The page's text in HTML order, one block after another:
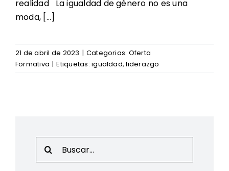
realidad La igualdad de género no es una
moda, [...]
21 de abril de 2023 | Categorias: Oferta
Formativa | Etiquetas:igualdad,liderazgo
Search